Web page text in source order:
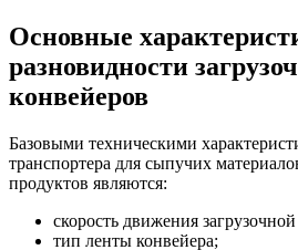
Основные
разновидности
конвейеров
Базовыми техническими
транспортера для сыпучих
продуктов являются:
скорость движения
тип ленты конвейера;